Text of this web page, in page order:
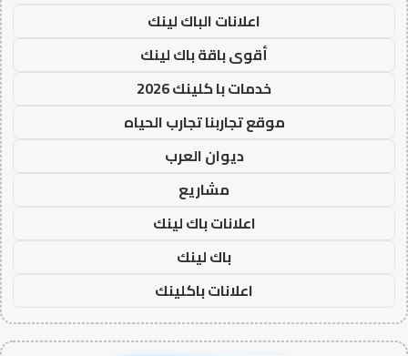
اعلانات الباك لينك
أقوى باقة باك لينك
خدمات با كلينك 2026
موقع تجاربنا تجارب الحياه
ديوان العرب
مشاريع
اعلانات باك لينك
باك لينك
اعلانات باكلينك